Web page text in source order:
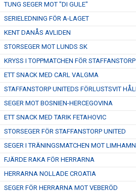
TUNG SEGER MOT "DI GULE"
SERIELEDNING FÖR A-LAGET
KENT DANÅS AVLIDEN
STORSEGER MOT LUNDS SK
KRYSS I TOPPMATCHEN FÖR
ETT SNACK MED CARL VALGMA
STAFFANSTORP UNITEDS FÖRLUSTSVIT
SEGER MOT BOSNIEN-HERCEGOVINA
ETT SNACK MED TARIK FETAHOVIC
STORSEGER FÖR STAFFANSTORP UNITED
SEGER I TRÄNINGSMATCHEN MOT
FJÄRDE RAKA FÖR HERRARNA
HERRARNA NOLLADE CROATIA
SEGER FÖR HERRARNA MOT VEBERÖD